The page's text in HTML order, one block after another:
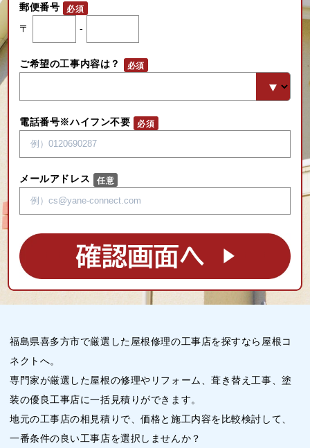
郵便番号
〒
-
ご希望の工事内容は？
電話番号※ハイフン不要
メールアドレス
福島県喜多方市で厳選した屋根修理の工事店を探すなら屋根コ
ネクトへ。
専門家が厳選した屋根の修理やリフォーム、葺き替え工事、塗
装の優良工事店に一括見積りができます。
地元の工事店の相見積りで、価格と施工内容を比較検討して、
一番条件の良い工事店を選択しませんか？